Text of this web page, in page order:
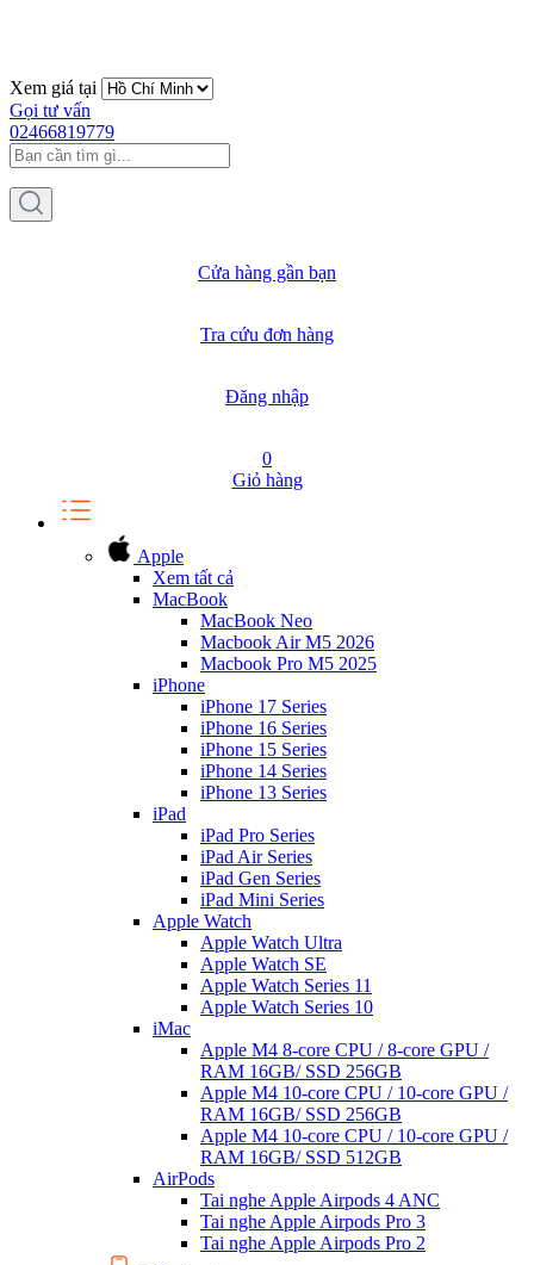
Xem giá tại
Gọi tư vấn
02466819779
Cửa hàng gần bạn
Tra cứu đơn hàng
Đăng nhập
0
Giỏ hàng
Apple
Xem tất cả
MacBook
MacBook Neo
Macbook Air M5 2026
Macbook Pro M5 2025
iPhone
iPhone 17 Series
iPhone 16 Series
iPhone 15 Series
iPhone 14 Series
iPhone 13 Series
iPad
iPad Pro Series
iPad Air Series
iPad Gen Series
iPad Mini Series
Apple Watch
Apple Watch Ultra
Apple Watch SE
Apple Watch Series 11
Apple Watch Series 10
iMac
Apple M4 8-core CPU / 8-core GPU /
RAM 16GB/ SSD 256GB
Apple M4 10-core CPU / 10-core GPU /
RAM 16GB/ SSD 256GB
Apple M4 10-core CPU / 10-core GPU /
RAM 16GB/ SSD 512GB
AirPods
Tai nghe Apple Airpods 4 ANC
Tai nghe Apple Airpods Pro 3
Tai nghe Apple Airpods Pro 2